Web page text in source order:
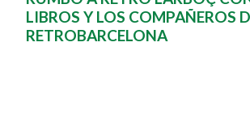
LIBROS Y LOS COMPAÑEROS
RETROBARCELONA